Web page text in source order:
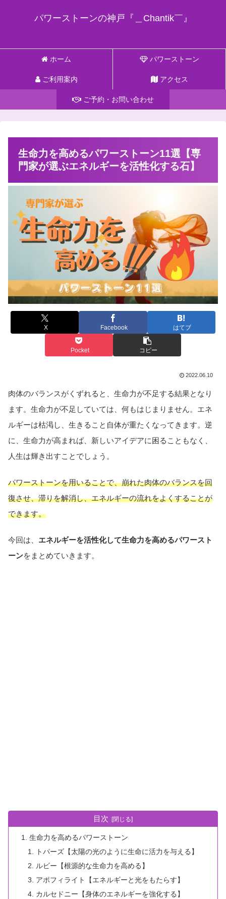
パワーストーンの神戸『＿Chantik￣』
ホーム パワーストーン
ご利用案内 アクセス
ご予約・お問い合わせ
生命力を高めるパワーストーン11選【専
門家が選ぶエネルギーを活性化する石】
X Facebook はてブ
Pocket コピー
2022.06.10
肉体のバランスがくずれると、生命力が不足する結果となり
ます。生命力が不足していては、何もはじまりません。エネ
ルギーは枯渇し、生きること自体が重たくなってきます。逆
に、生命力が高まれば、新しいアイデアに困ることもなく、
人生は輝き出すことでしょう。
パワーストーンを用いることで、崩れた肉体のバランスを回
復させ、滞りを解消し、エネルギーの流れをよくすることが
できます。
今回は、 エネルギーを活性化して生命力を高めるパワースト
ーンをまとめていきます。
目次
生命力を高めるパワーストーン
トパーズ【太陽の光のように生命に活力を与える】
ルビー【根源的な生命力を高める】
アポフィライト【エネルギーと光をもたらす】
カルセドニー【身体のエネルギーを強化する】